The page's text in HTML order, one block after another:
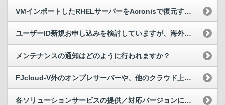
VMインポートしたRHELサーバーをAcronisで復元する際の注意事項
ユーザーID新規お申し込みを検討していますが、海外の会社でも契約可能でしょうか？
メンテナンスの通知はどのように行われますか？
FJcloud-V外のオンプレサーバーや、他のクラウド上のサーバーにソリューションサービスを適用できますか。
各ソリューションサービスの提供／対応バージョンについて教えてください。